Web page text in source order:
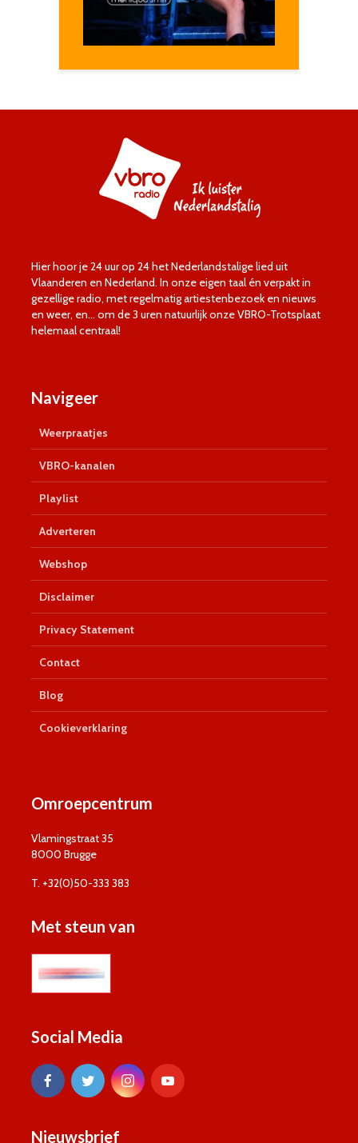
Hier hoor je 24 uur op 24 het Nederlandstalige lied uit
Vlaanderen en Nederland. In onze eigen taal én verpakt in
gezellige radio, met regelmatig artiestenbezoek en nieuws
en weer, en… om de 3 uren natuurlijk onze VBRO-Trotsplaat
helemaal centraal!
Navigeer
Weerpraatjes
VBRO-kanalen
Playlist
Adverteren
Webshop
Disclaimer
Privacy Statement
Contact
Blog
Cookieverklaring
Omroepcentrum
Vlamingstraat 35
8000 Brugge
T. +32(0)50-333 383
Met steun van
Social Media
Nieuwsbrief